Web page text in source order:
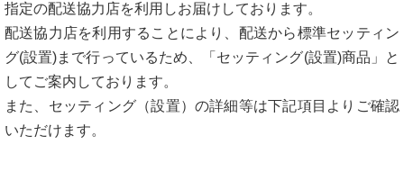
指定の配送協力店を利用しお届けしております。
配送協力店を利用することにより、配送から標準セッティン
グ(設置)まで行っているため、「セッティング(設置)商品」と
してご案内しております。
また、セッティング（設置）の詳細等は下記項目よりご確認
いただけます。